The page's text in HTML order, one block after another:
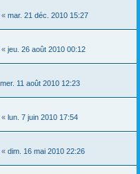
« mar. 21 déc. 2010 15:27
« jeu. 26 août 2010 00:12
mer. 11 août 2010 12:23
« lun. 7 juin 2010 17:54
« dim. 16 mai 2010 22:26